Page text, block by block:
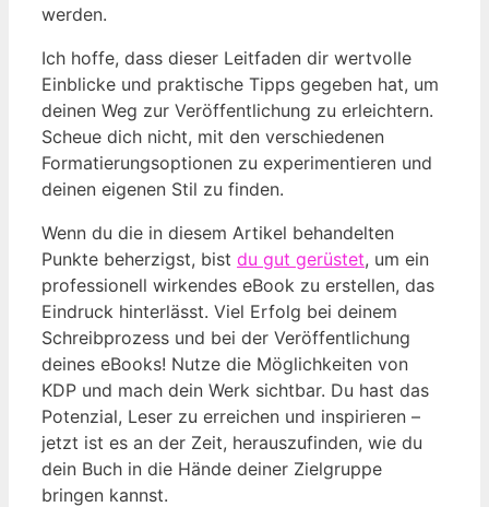
werden.
Ich hoffe, dass dieser Leitfaden dir wertvolle
Einblicke und praktische Tipps gegeben hat, um
deinen Weg zur Veröffentlichung zu erleichtern.
Scheue dich nicht, mit den verschiedenen
Formatierungsoptionen zu experimentieren und
deinen eigenen Stil zu finden.
Wenn du die in diesem Artikel behandelten
Punkte beherzigst, bist du gut gerüstet, um ein
professionell wirkendes eBook zu erstellen, das
Eindruck hinterlässt. Viel Erfolg bei deinem
Schreibprozess und bei der Veröffentlichung
deines eBooks! Nutze die Möglichkeiten von
KDP und mach dein Werk sichtbar. Du hast das
Potenzial, Leser zu erreichen und inspirieren –
jetzt ist es an der Zeit, herauszufinden, wie du
dein Buch in die Hände deiner Zielgruppe
bringen kannst.